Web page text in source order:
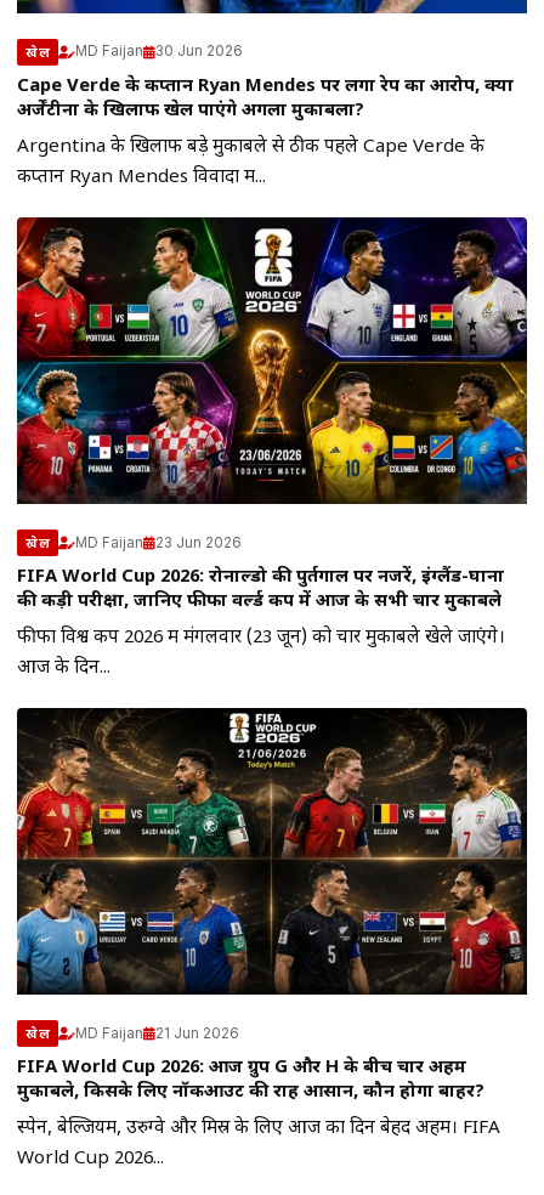
खेल MD Faijan 30 Jun 2026
Cape Verde के कप्तान Ryan Mendes पर लगा रेप का आरोप, क्या
अर्जेंटीना के खिलाफ खेल पाएंगे अगला मुकाबला?
Argentina के खिलाफ बड़े मुकाबले से ठीक पहले Cape Verde के
कप्तान Ryan Mendes विवादों में...
खेल MD Faijan 23 Jun 2026
FIFA World Cup 2026: रोनाल्डो की पुर्तगाल पर नजरें, इंग्लैंड-घाना
की कड़ी परीक्षा, जानिए फीफा वर्ल्ड कप में आज के सभी चार मुकाबले
फीफा विश्व कप 2026 में मंगलवार (23 जून) को चार मुकाबले खेले जाएंगे।
आज के दिन...
खेल MD Faijan 21 Jun 2026
FIFA World Cup 2026: आज ग्रुप G और H के बीच चार अहम
मुकाबले, किसके लिए नॉकआउट की राह आसान, कौन होगा बाहर?
स्पेन, बेल्जियम, उरुग्वे और मिस्र के लिए आज का दिन बेहद अहम। FIFA
World Cup 2026...